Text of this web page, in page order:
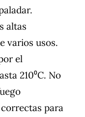
altas
varios usos.
el
210⁰C. No
para